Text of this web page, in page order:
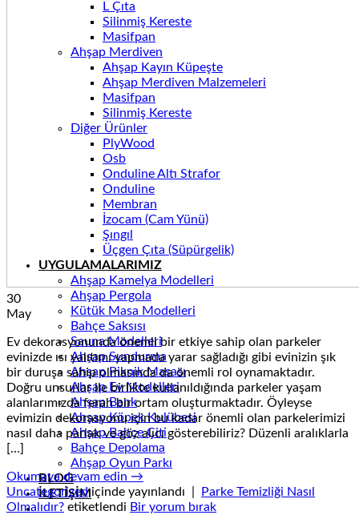
L Çıta
Silinmiş Kereste
Masifpan
Ahşap Merdiven
Ahşap Kayın Küpeşte
Ahşap Merdiven Malzemeleri
Masifpan
Silinmiş Kereste
Diğer Ürünler
PlyWood
Osb
Onduline Altı Strafor
Onduline
Membran
İzocam (Cam Yünü)
Şıngıl
Üçgen Çıta (Süpürgelik)
UYGULAMALARIMIZ
Ahşap Kamelya Modelleri
Ahşap Pergola
Kütük Masa Modelleri
Bahçe Saksısı
Sauna Modelleri
Ahşap Sundurma
Ahşap Piknik Masası
Ahşap Ev Modelleri
Ahşap Bank
Ahşap Köpek Kulübesi
Ahşap Bahçe Çiti
Bahçe Depolama
Ahşap Oyun Parkı
BLOG
İLETİŞİM
30
May
Ev dekorasyonunda önemli bir etkiye sahip olan parkeler
evinizde ısı yalıtımı yapmada yarar sağladığı gibi evinizin şık
bir duruşa sahip olmasında da önemli rol oynamaktadır.
Doğru unsurlar ile birlikte kullanıldığında parkeler yaşam
alanlarımızda ferah bir ortam oluşturmaktadır. Öyleyse
evimizin dekorasyonu için bu kadar önemli olan parkelerimizi
nasıl daha parlak ve göz alıcı gösterebiliriz? Düzenli aralıklarla
[…]
Okumaya devam edin →
Uncategorizediçinde yayınlandı
Parke Temizliği Nasıl
Olmalıdır? etiketlendi Bir yorum bırak